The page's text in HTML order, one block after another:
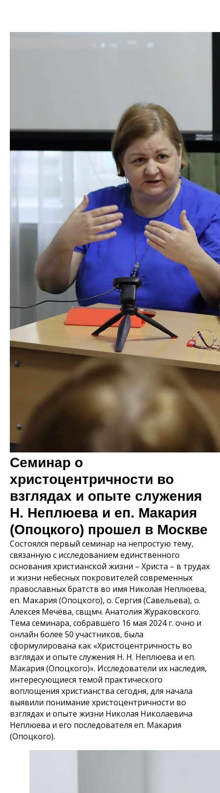
Семинар о
христоцентричности во
взглядах и опыте служения
Н. Неплюева и еп. Макария
(Опоцкого) прошел в Москве
Состоялся первый семинар на непростую тему,
связанную с исследованием единственного
основания христианской жизни – Христа – в трудах
и жизни небесных покровителей современных
православных братств во имя Николая Неплюева,
еп. Макария (Опоцкого), о. Сергия (Савельева), о.
Алексея Мечёва, свщмч. Анатолия Жураковского.
Тема семинара, собравшего 16 мая 2024 г. очно и
онлайн более 50 участников, была
сформулирована как «Христоцентричность во
взглядах и опыте служения Н. Н. Неплюева и еп.
Макария (Опоцкого)». Исследователи их наследия,
интересующиеся темой практического
воплощения христианства сегодня, для начала
выявили понимание христоцентричности во
взглядах и опыте жизни Николая Николаевича
Неплюева и его последователя еп. Макария
(Опоцкого).